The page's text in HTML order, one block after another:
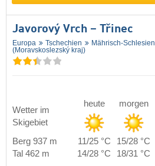
Javorový Vrch – Třinec
Europa Tschechien
Mährisch-Schlesien
(Moravskoslezský kraj)
Wetter im
Skigebiet
heute morgen
Berg 937 m 11/25 °C 15/28 °C
Tal 462 m
14/28 °C 18/31 °C